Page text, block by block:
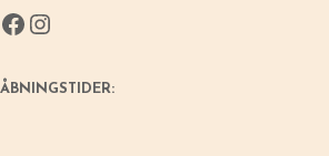
Facebook
Instagram
ÅBNINGSTIDER: